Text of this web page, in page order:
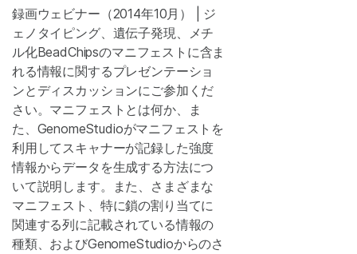
録画ウェビナー（2014年10月） | ジ
ェノタイピング、遺伝子発現、メチ
ル化BeadChipsのマニフェストに含ま
れる情報に関するプレゼンテーショ
ンとディスカッションにご参加くだ
さい。マニフェストとは何か、ま
た、GenomeStudioがマニフェストを
利用してスキャナーが記録した強度
情報からデータを生成する方法につ
いて説明します。また、さまざまな
マニフェスト、特に鎖の割り当てに
関連する列に記載されている情報の
種類、およびGenomeStudioからのさ